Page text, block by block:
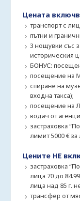
Цената
транспорт с
пътни и
3 нощувки със
историческия
БОНУС:
посещение на
спиране на
входна такса);
посещение на
водач от
застраховка
лимит 5000 € за
Цените НЕ
застраховка
лица 70 до
лица над 85 г.
трансфер от